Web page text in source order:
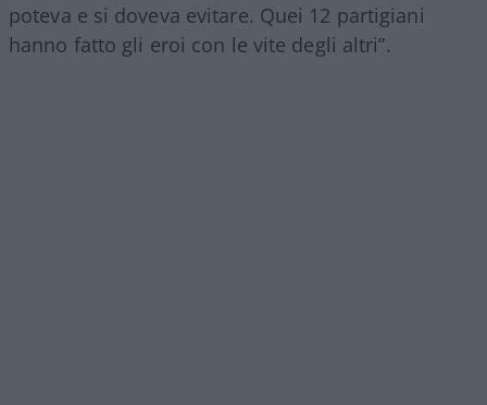
poteva e si doveva evitare. Quei 12 partigiani
hanno fatto gli eroi con le vite degli altri”.